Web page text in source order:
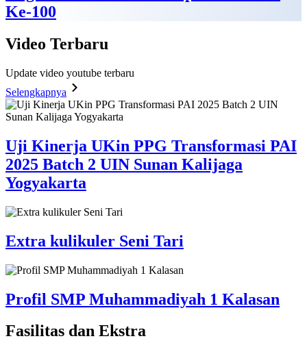
Ke-100
Video Terbaru
Update video youtube terbaru
Selengkapnya
Uji Kinerja UKin PPG Transformasi PAI
2025 Batch 2 UIN Sunan Kalijaga
Yogyakarta
Extra kulikuler Seni Tari
Profil SMP Muhammadiyah 1 Kalasan
Fasilitas dan Ekstra